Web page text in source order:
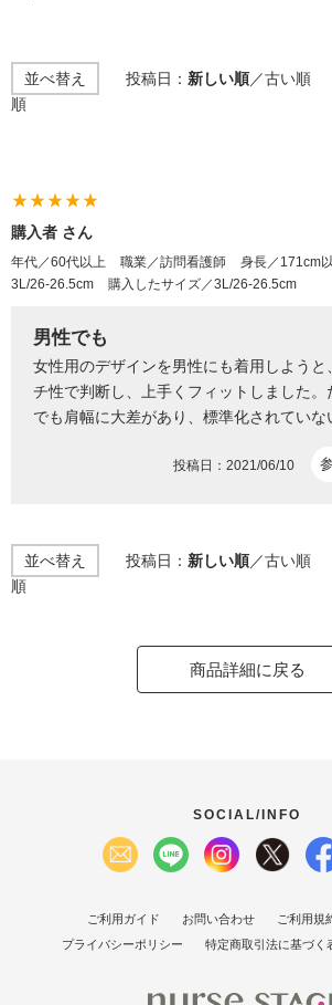
並べ替え 投稿日： 新しい順／古い順
順
star_ratestar_ratestar_ratestar_ratestar_rate
購入者 さん
年代／60代以上 職業／訪問看護師 身長／171cm
3L/26-26.5cm
購入したサイズ／3L/26-26.5cm
男性でも
女性用のデザインを男性にも着用しようと
チ性で判断し、上手くフィットしました。
でも肩幅に大差があり、標準化されていな
投稿日：2021/06/10
並べ替え 投稿日： 新しい順／古い順
順
商品詳細に戻る
SOCIAL/INFO
ご利用ガイド お問い合わせ ご利用規
プライバシーポリシー
特定商取引法に基づく